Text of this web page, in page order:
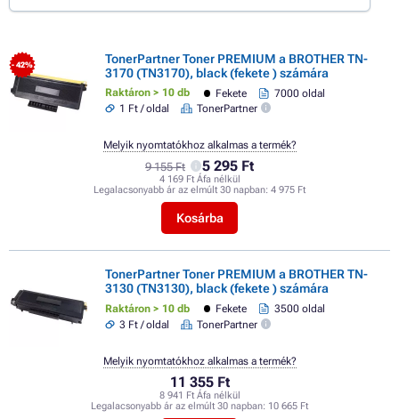
- 42%
TonerPartner Toner PREMIUM a BROTHER TN-
3170 (TN3170), black (fekete ) számára
Raktáron > 10 db Fekete
7000 oldal
1 Ft / oldal
TonerPartner
9 155 Ft 5 295 Ft
4 169 Ft Áfa nélkül
Legalacsonyabb ár az elmúlt 30 napban: 4 975 Ft
Kosárba
Melyik nyomtatókhoz alkalmas a termék?
TonerPartner Toner PREMIUM a BROTHER TN-
3130 (TN3130), black (fekete ) számára
Raktáron > 10 db Fekete
3500 oldal
3 Ft / oldal
TonerPartner
11 355 Ft
8 941 Ft Áfa nélkül
Legalacsonyabb ár az elmúlt 30 napban: 10 665 Ft
Melyik nyomtatókhoz alkalmas a termék?